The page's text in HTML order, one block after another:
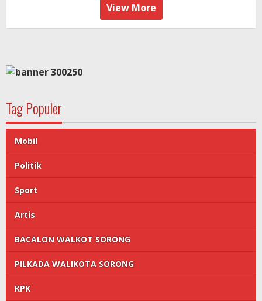
View More
Tag Populer
Mobil
Politik
Sport
Artis
BACALON WALKOT SORONG
PILKADA WALIKOTA SORONG
KPK